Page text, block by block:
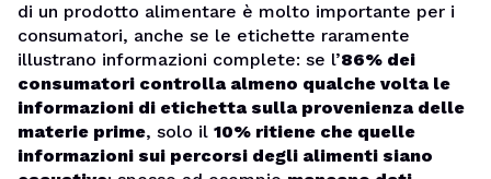
di un prodotto alimentare è molto importante per i
consumatori, anche se le etichette raramente
illustrano informazioni complete: se l’86% dei
consumatori controlla almeno qualche volta le
informazioni di etichetta sulla provenienza delle
materie prime, solo il 10% ritiene che quelle
informazioni sui percorsi degli alimenti siano